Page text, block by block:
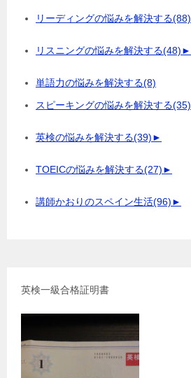
リーディングの悩みを解決する(88)
リスニングの悩みを解決する(48)►
単語力の悩みを解決する(8)
スピーキングの悩みを解決する(35)
英検の悩みを解決する(39)►
TOEICの悩みを解決する(27)►
講師かおりのスペイン生活(96)►
英検一級合格証明書